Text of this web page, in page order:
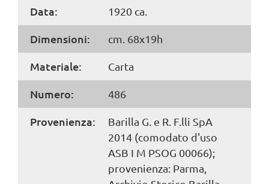
Data: 1920 ca.
Dimensioni: cm. 68x19h
Materiale: Carta
Numero: 486
Provenienza:
Barilla G. e R. F.lli SpA
2014 (comodato d'uso
ASB I M PSOG 00066);
provenienza: Parma,